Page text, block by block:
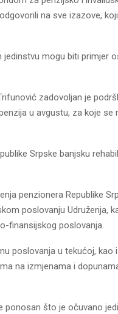
na sve izazove,
jedinstvu mogu biti primjer
zadovoljan je
u avgustu, za koje se
Srpske banjsku
penzionera Republike
poslovanju Udruženja,
finansijskog poslovanja.
poslovanja u tekućoj, kao i
na izmjenama i
ponosan što je očuvano